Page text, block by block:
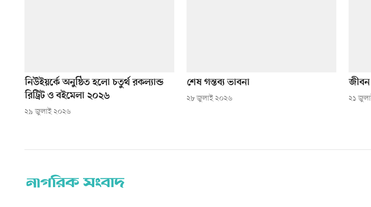
নিউইয়র্কে অনুষ্ঠিত হলো চতুর্থ রকল্যান্ড
রিট্রিট ও বইমেলা ২০২৬
২৯ জুলাই ২০২৬
শেষ গন্তব্য ভাবনা
২৮ জুলাই ২০২৬
জীবন
২১